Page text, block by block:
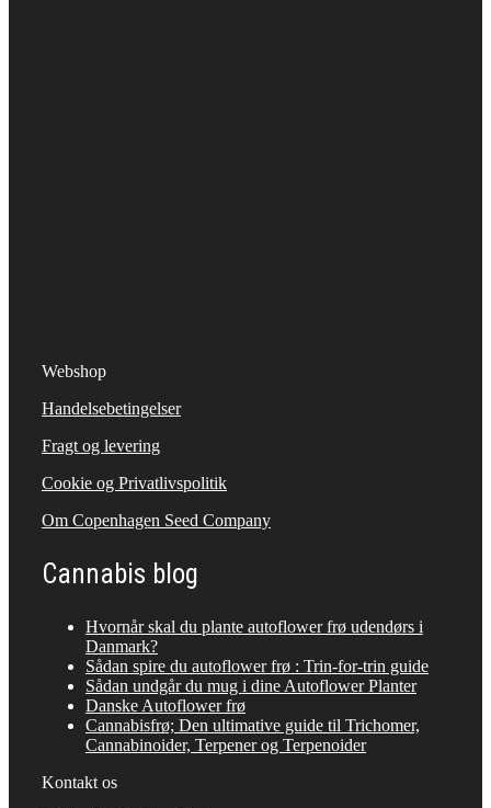
Webshop
Handelsebetingelser
Fragt og levering
Cookie og Privatlivspolitik
Om Copenhagen Seed Company
Cannabis blog
Hvornår skal du plante autoflower frø udendørs i
Danmark?
Sådan spire du autoflower frø : Trin-for-trin guide
Sådan undgår du mug i dine Autoflower Planter
Danske Autoflower frø
Cannabisfrø; Den ultimative guide til Trichomer,
Cannabinoider, Terpener og Terpenoider
Kontakt os